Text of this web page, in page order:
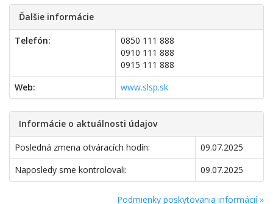
Ďalšie informácie
Telefón:
0850 111 888
0910 111 888
0915 111 888
Web:
www.slsp.sk
Informácie o aktuálnosti údajov
Posledná zmena otváracích hodín:
09.07.2025
Naposledy sme kontrolovali:
09.07.2025
Podmienky poskytovania informácií »